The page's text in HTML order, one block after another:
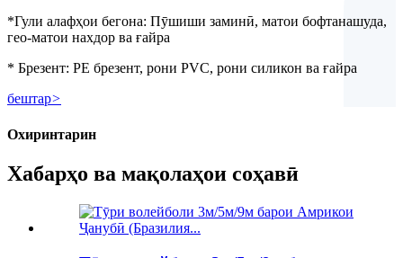
*Гули алафҳои бегона: Пӯшиши заминӣ, матои бофтанашуда,
гео-матои нахдор ва ғайра
* Брезент: PE брезент, рони PVC, рони силикон ва ғайра
бештар>
Охиринтарин
Хабарҳо ва мақолаҳои соҳавӣ